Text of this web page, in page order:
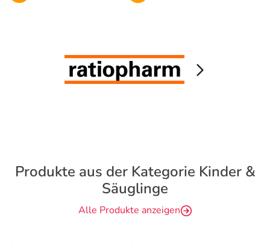
Produkte aus der Kategorie Kinder &
Säuglinge
Alle Produkte anzeigen